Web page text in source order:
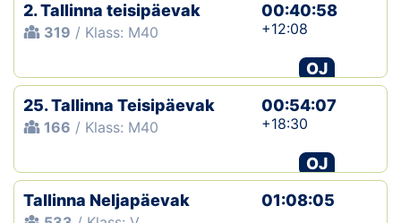
2. Tallinna teisipäevak
319 / Klass: M40
00:40:58
+12:08
OJ
25. Tallinna Teisipäevak
166 / Klass: M40
00:54:07
+18:30
OJ
Tallinna Neljapäevak
01:08:05